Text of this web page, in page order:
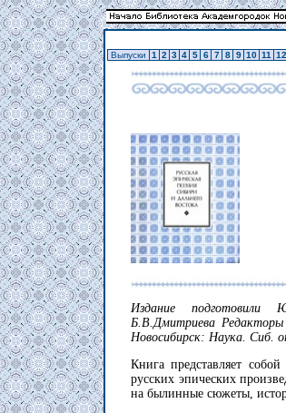
Выпуски 1 2 3 4 5 6 7 8 9 10 11 12
Издание подготовили
Б.В.Дмитриева Редакторы
Новосибирск: Наука. Сиб.
Книга представляет
русских эпических
на былинные сюжеты,